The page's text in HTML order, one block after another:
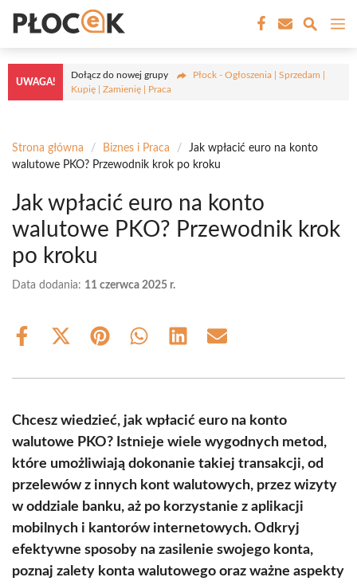
treści
UWAGA!
Dołącz do nowej grupy
Płock - Ogłoszenia | Sprzedam |
Kupię | Zamienię | Praca
Strona główna / Biznes i Praca /
Jak wpłacić euro na konto
walutowe PKO? Przewodnik krok po kroku
Jak wpłacić euro na konto
walutowe PKO? Przewodnik krok
po kroku
Data dodania: 11 czerwca 2025 r.
Share
Share
(Twitter)
Share Share Share Share
Chcesz wiedzieć, jak wpłacić euro na konto
walutowe PKO? Istnieje wiele wygodnych metod,
które umożliwiają dokonanie takiej transakcji, od
przelewów z innych kont walutowych, przez wizyty
w oddziale banku, aż po korzystanie z aplikacji
mobilnych i kantorów internetowych. Odkryj
efektywne sposoby na zasilenie swojego konta,
poznaj zalety konta walutowego oraz ważne aspekty